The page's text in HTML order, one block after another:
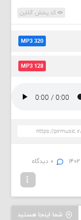
کد پخش آنلاین
MP3 320
MP3 128
۰ دیدگاه
شما اینجا هستید